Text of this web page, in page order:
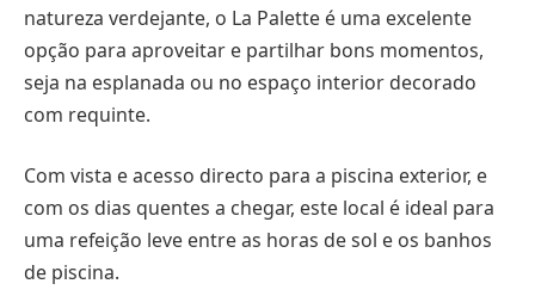
natureza verdejante, o La Palette é uma excelente
opção para aproveitar e partilhar bons momentos,
seja na esplanada ou no espaço interior decorado
com requinte.
Com vista e acesso directo para a piscina exterior, e
com os dias quentes a chegar, este local é ideal para
uma refeição leve entre as horas de sol e os banhos
de piscina.